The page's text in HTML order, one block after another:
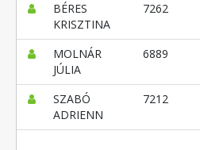
BÉRES
KRISZTINA
7262
MOLNÁR
JÚLIA
6889
SZABÓ
ADRIENN
7212